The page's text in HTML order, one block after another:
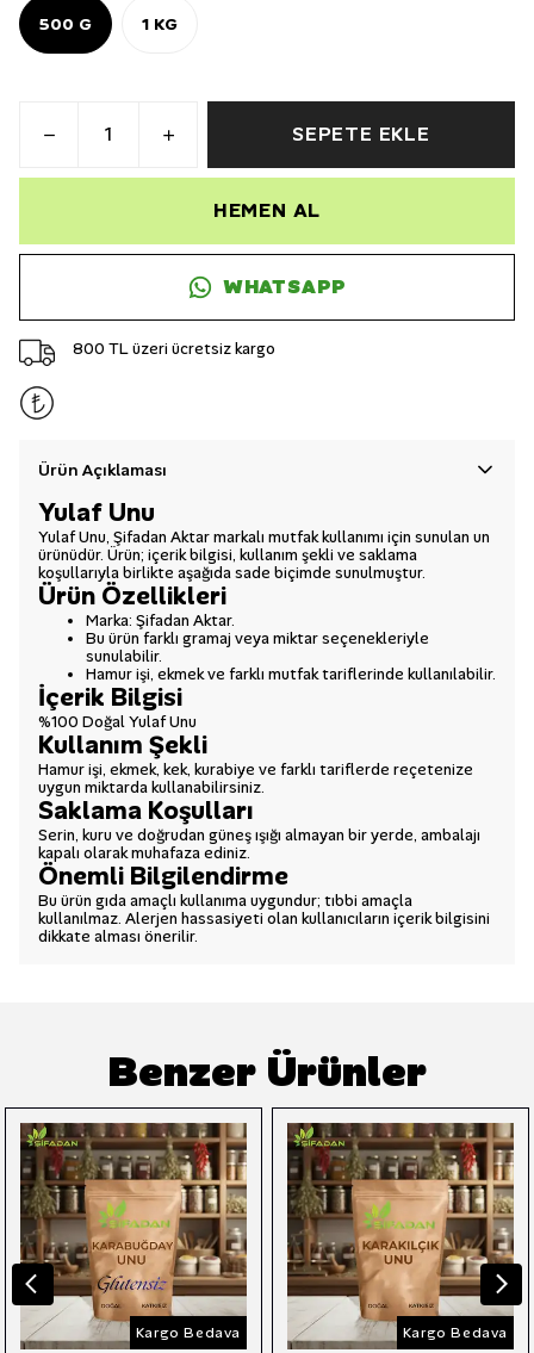
500 G 1 KG
SEPETE EKLE
HEMEN AL
WHATSAPP
800 TL üzeri ücretsiz kargo
Ürün Açıklaması
Yulaf Unu
Yulaf Unu, Şifadan Aktar markalı mutfak kullanımı için sunulan un
ürünüdür. Ürün; içerik bilgisi, kullanım şekli ve saklama
koşullarıyla birlikte aşağıda sade biçimde sunulmuştur.
Ürün Özellikleri
Marka: Şifadan Aktar.
Bu ürün farklı gramaj veya miktar seçenekleriyle
sunulabilir.
Hamur işi, ekmek ve farklı mutfak tariflerinde kullanılabilir.
İçerik Bilgisi
%100 Doğal Yulaf Unu
Kullanım Şekli
Hamur işi, ekmek, kek, kurabiye ve farklı tariflerde reçetenize
uygun miktarda kullanabilirsiniz.
Saklama Koşulları
Serin, kuru ve doğrudan güneş ışığı almayan bir yerde, ambalajı
kapalı olarak muhafaza ediniz.
Önemli Bilgilendirme
Bu ürün gıda amaçlı kullanıma uygundur; tıbbi amaçla
kullanılmaz. Alerjen hassasiyeti olan kullanıcıların içerik bilgisini
dikkate alması önerilir.
Benzer Ürünler
Kargo Bedava Kargo Bedava